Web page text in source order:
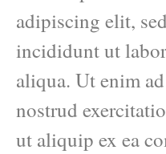
adipiscing elit,
incididunt ut
aliqua. Ut enim
nostrud
ut aliquip ex ea